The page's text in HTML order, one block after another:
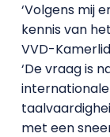
‘Volgens mij
kennis van
VVD-
‘De vraag is
met een